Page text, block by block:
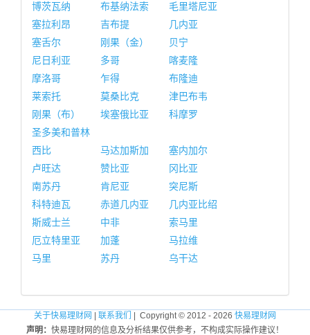
博茨瓦纳
布基纳法索
毛里塔尼亚
塞拉利昂
吉布提
几内亚
塞舌尔
刚果（金）
贝宁
尼日利亚
多哥
喀麦隆
摩洛哥
乍得
布隆迪
莱索托
莫桑比克
津巴布韦
刚果（布）
埃塞俄比亚
科摩罗
圣多美和普林
西比
马达加斯加
塞内加尔
卢旺达
赞比亚
冈比亚
南苏丹
肯尼亚
突尼斯
科特迪瓦
赤道几内亚
几内亚比绍
斯威士兰
中非
索马里
厄立特里亚
加蓬
马拉维
马里
苏丹 乌干达
关于快易理财网 联系我们 | Copyright © 2012 - 2026 快易理财网
声明： 快易理财网的信息及分析结果仅供参考，不构成实际操作建议！